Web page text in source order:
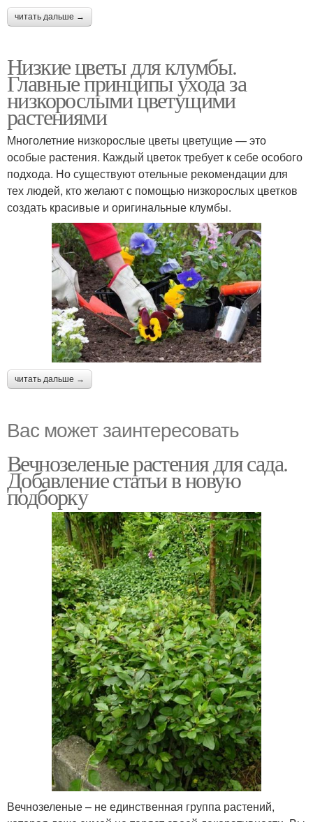
читать дальше →
Низкие цветы для клумбы.
Главные принципы ухода за
низкорослыми цветущими
растениями
Многолетние низкорослые цветы цветущие — это
особые растения. Каждый цветок требует к себе особого
подхода. Но существуют отельные рекомендации для
тех людей, кто желают с помощью низкорослых цветков
создать красивые и оригинальные клумбы.
читать дальше →
Вас может заинтересовать
Вечнозеленые растения для сада.
Добавление статьи в новую
подборку
Вечнозеленые – не единственная группа растений,